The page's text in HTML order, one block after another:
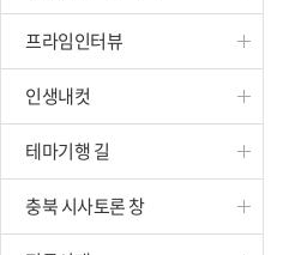
보은
옥천
프라임인터뷰
인생내컷
테마기행 길
충북 시사토론 창